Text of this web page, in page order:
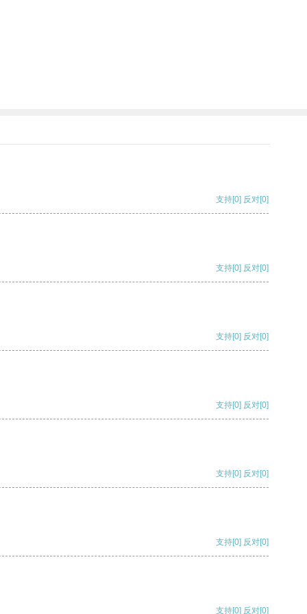
支持[0] 反对[0]
支持[0] 反对[0]
支持[0] 反对[0]
支持[0] 反对[0]
支持[0] 反对[0]
支持[0] 反对[0]
支持[0] 反对[0]